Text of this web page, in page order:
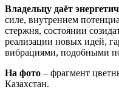
Владельцу даёт
силе, внутреннем
стержня, состоянии
реализации новых идей,
вибрациями, подобными
На фото – фрагмент
Казахстан.